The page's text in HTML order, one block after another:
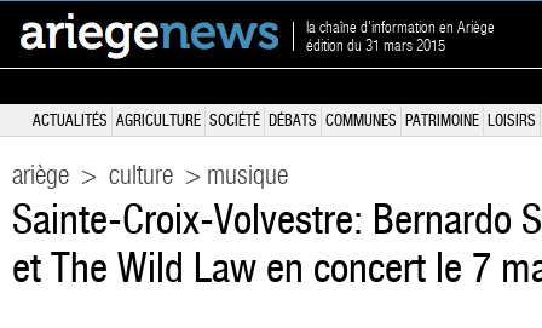
la chaîne d'information en Ariège
édition du 31 mars 2015
ACTUALITÉS AGRICULTURE SOCIÉTÉ DÉBATS COMMUNES PATRIMOINE LOISIRS
ariège > culture > musique
Sainte-Croix-Volvestre: Bernardo
et The Wild Law en concert le 7